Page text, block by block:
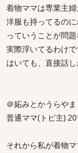
着物ママは専業主
洋服も持ってるの
っていうことが問題
実際浮いてるわけ
はいても、直接話し
＠妬みとかうらや
普通ママ(トピ主)
それから私が着物